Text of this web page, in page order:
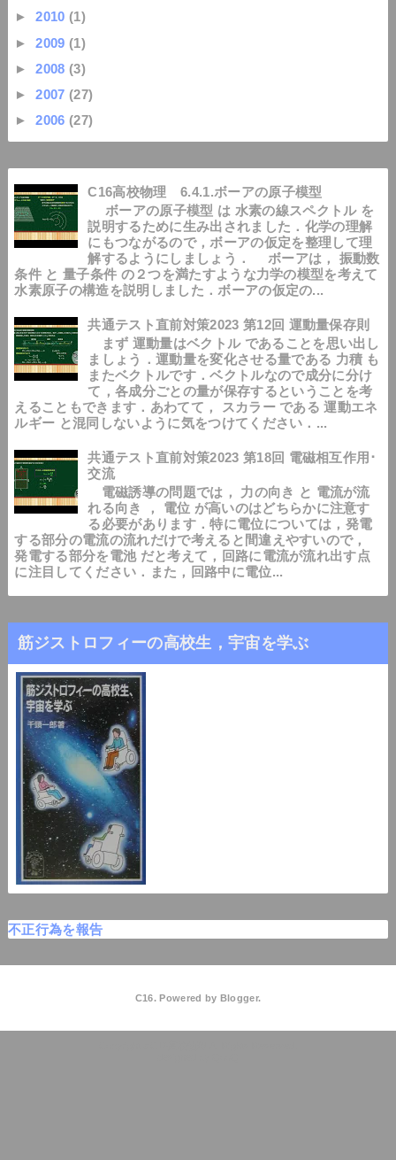
►2010 (1)
►2009 (1)
►2008 (3)
►2007 (27)
►2006 (27)
C16高校物理 6.4.1.ボーアの原子模型
ボーアの原子模型 は 水素の線スペクトル を
説明するために生み出されました．化学の理解
にもつながるので，ボーアの仮定を整理して理
解するようにしましょう． ボーアは， 振動数
条件 と 量子条件 の２つを満たすような力学の模型を考えて
水素原子の構造を説明しました．ボーアの仮定の...
共通テスト直前対策2023 第12回 運動量保存則
まず 運動量はベクトル であることを思い出し
ましょう．運動量を変化させる量である 力積 も
またベクトルです．ベクトルなので成分に分け
て，各成分ごとの量が保存するということを考
えることもできます．あわてて， スカラー である 運動エネ
ルギー と混同しないように気をつけてください．...
共通テスト直前対策2023 第18回 電磁相互作用･
交流
電磁誘導の問題では， 力の向き と 電流が流
れる向き ， 電位 が高いのはどちらかに注意す
る必要があります．特に電位については，発電
する部分の電流の流れだけで考えると間違えやすいので，
発電する部分を電池 だと考えて，回路に電流が流れ出す点
に注目してください．また，回路中に電位...
筋ジストロフィーの高校生，宇宙を学ぶ
不正行為を報告
C16. Powered by Blogger.